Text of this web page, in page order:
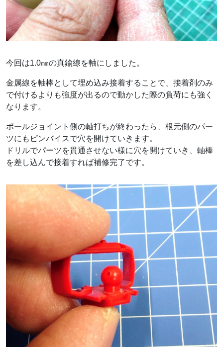
今回は1.0㎜の真鍮線を軸にしました。
金属線を軸棒として埋め込み接着することで、接着剤のみ
で付けるよりも強度が出るので動かした際の負荷にも強く
なります。
ポールジョイント側の軸打ちが終わったら、根元側のパー
ツにもピンバイスで穴を開けていきます。
ドリルでパーツを貫通させない様に穴を開けていき、軸棒
を差し込んで接着すれば補修完了です。